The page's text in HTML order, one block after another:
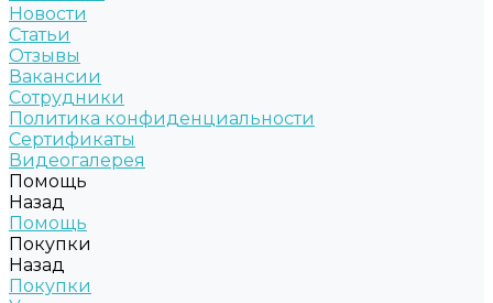
Новости
Статьи
Отзывы
Вакансии
Сотрудники
Политика конфиденциальности
Сертификаты
Видеогалерея
Помощь
Назад
Помощь
Покупки
Назад
Покупки